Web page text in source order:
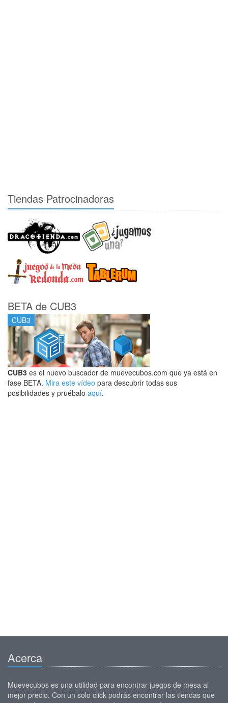
Tiendas Patrocinadoras
BETA de CUB3
CUB3
CUB3 es el nuevo buscador de muevecubos.com que ya está en
fase BETA. Mira este vídeo para descubrir todas sus
posibilidades y pruébalo aquí.
Acerca
Muevecubos es una utilidad para encontrar juegos de mesa al
mejor precio. Con un solo click podrás encontrar las tiendas que